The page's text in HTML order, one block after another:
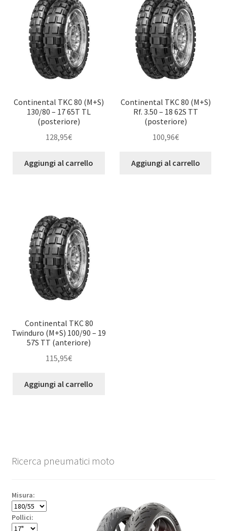
Continental TKC 80 (M+S)
130/80 – 17 65T TL
(posteriore)
128,95€
Aggiungi al carrello
Continental TKC 80 (M+S)
Rf. 3.50 – 18 62S TT
(posteriore)
100,96€
Aggiungi al carrello
Continental TKC 80
Twinduro (M+S) 100/90 – 19
57S TT (anteriore)
115,95€
Aggiungi al carrello
Ricerca pneumatici moto
Misura:
Pollici: